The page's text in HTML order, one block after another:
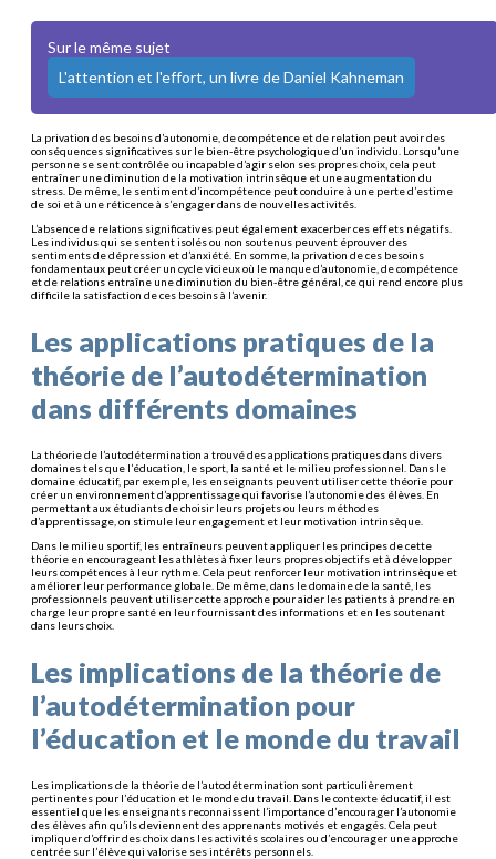
Sur le même sujet
L'attention et l'effort, un livre de Daniel Kahneman
La privation des besoins d’autonomie, de compétence et de relation peut avoir des
conséquences significatives sur le bien-être psychologique d’un individu. Lorsqu’une
personne se sent contrôlée ou incapable d’agir selon ses propres choix, cela peut
entraîner une diminution de la motivation intrinsèque et une augmentation du
stress. De même, le sentiment d’incompétence peut conduire à une perte d’estime
de soi et à une réticence à s’engager dans de nouvelles activités.
L’absence de relations significatives peut également exacerber ces effets négatifs.
Les individus qui se sentent isolés ou non soutenus peuvent éprouver des
sentiments de dépression et d’anxiété. En somme, la privation de ces besoins
fondamentaux peut créer un cycle vicieux où le manque d’autonomie, de compétence
et de relations entraîne une diminution du bien-être général, ce qui rend encore plus
difficile la satisfaction de ces besoins à l’avenir.
Les applications pratiques de la
théorie de l’autodétermination
dans différents domaines
La théorie de l’autodétermination a trouvé des applications pratiques dans divers
domaines tels que l’éducation, le sport, la santé et le milieu professionnel. Dans le
domaine éducatif, par exemple, les enseignants peuvent utiliser cette théorie pour
créer un environnement d’apprentissage qui favorise l’autonomie des élèves. En
permettant aux étudiants de choisir leurs projets ou leurs méthodes
d’apprentissage, on stimule leur engagement et leur motivation intrinsèque.
Dans le milieu sportif, les entraîneurs peuvent appliquer les principes de cette
théorie en encourageant les athlètes à fixer leurs propres objectifs et à développer
leurs compétences à leur rythme. Cela peut renforcer leur motivation intrinsèque et
améliorer leur performance globale. De même, dans le domaine de la santé, les
professionnels peuvent utiliser cette approche pour aider les patients à prendre en
charge leur propre santé en leur fournissant des informations et en les soutenant
dans leurs choix.
Les implications de la théorie de
l’autodétermination pour
l’éducation et le monde du travail
Les implications de la théorie de l’autodétermination sont particulièrement
pertinentes pour l’éducation et le monde du travail. Dans le contexte éducatif, il est
essentiel que les enseignants reconnaissent l’importance d’encourager l’autonomie
des élèves afin qu’ils deviennent des apprenants motivés et engagés. Cela peut
impliquer d’offrir des choix dans les activités scolaires ou d’encourager une approche
centrée sur l’élève qui valorise ses intérêts personnels.